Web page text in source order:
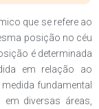
que se refere ao
posição no céu
é determinada
em relação ao
fundamental
diversas áreas,